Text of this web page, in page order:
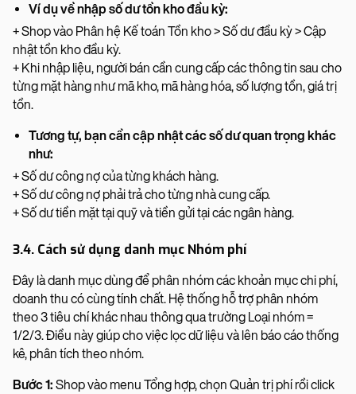
Ví dụ về nhập số dư tồn kho đầu kỳ:
+ Shop vào Phân hệ Kế toán Tồn kho > Số dư đầu kỳ > Cập
nhật tồn kho đầu kỳ.
+ Khi nhập liệu, người bán cần cung cấp các thông tin sau cho
từng mặt hàng như mã kho, mã hàng hóa, số lượng tồn, giá trị
tồn.
Tương tự, bạn cần cập nhật các số dư quan trọng khác
như:
+ Số dư công nợ của từng khách hàng.
+ Số dư công nợ phải trả cho từng nhà cung cấp.
+ Số dư tiền mặt tại quỹ và tiền gửi tại các ngân hàng.
3.4. Cách sử dụng danh mục Nhóm phí
Đây là danh mục dùng để phân nhóm các khoản mục chi phí,
doanh thu có cùng tính chất. Hệ thống hỗ trợ phân nhóm
theo 3 tiêu chí khác nhau thông qua trường Loại nhóm =
1/2/3. Điều này giúp cho việc lọc dữ liệu và lên báo cáo thống
kê, phân tích theo nhóm.
Bước 1: Shop vào menu Tổng hợp, chọn Quản trị phí rồi click